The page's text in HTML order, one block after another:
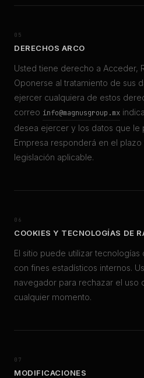
05
DERECHOS ARCO
Usted tiene derecho a Acceder,
Oponerse al tratamiento de sus
ejercer cualquiera de estos
correo info@magnusgroup.mx
desea ejercer y los datos que le
Empresa responderá en el
legislación aplicable.
06
COOKIES Y TECNOLOGÍAS DE
El sitio puede utilizar
con fines estadísticos internos.
navegador para rechazar el uso
cualquier momento.
07
MODIFICACIONES